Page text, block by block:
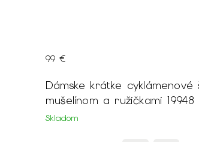
Dámske krátke cyklámenové šaty s
mušelínom a ružičkami 19948
Skladom
99 €